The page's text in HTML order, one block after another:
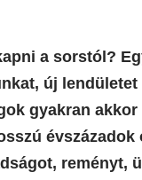
a sorstól?
új
gyakran
reményt,